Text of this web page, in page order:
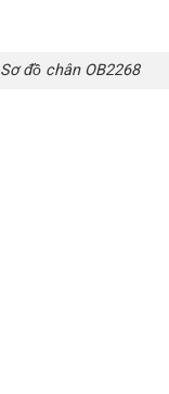
Sơ đồ chân OB2268